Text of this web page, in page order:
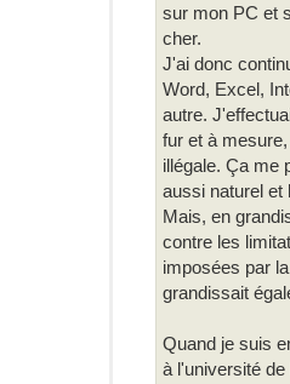
sur mon PC et
cher.
J'ai donc
Word, Excel,
autre.
fur et à
illégale. Ça me
aussi naturel et
Mais, en
contre les
imposées par
grandissait
Quand je suis
à l'université